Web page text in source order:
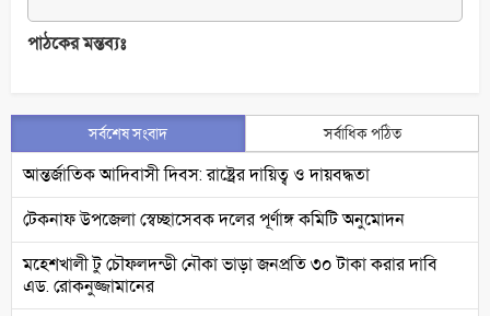
পাঠকের মন্তব্যঃ
সর্বশেষ সংবাদ সর্বাধিক পঠিত
আন্তর্জাতিক আদিবাসী দিবস: রাষ্ট্রের দায়িত্ব ও দায়বদ্ধতা
টেকনাফ উপজেলা স্বেচ্ছাসেবক দলের পূর্ণাঙ্গ কমিটি অনুমোদন
মহেশখালী টু চৌফলদন্ডী নৌকা ভাড়া জনপ্রতি ৩০ টাকা করার দাবি
এড. রোকনুজ্জামানের